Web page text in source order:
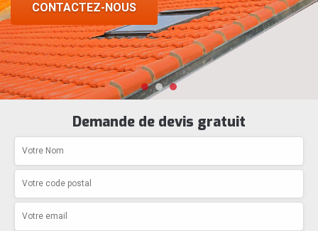
CONTACTEZ-NOUS
Demande de devis gratuit